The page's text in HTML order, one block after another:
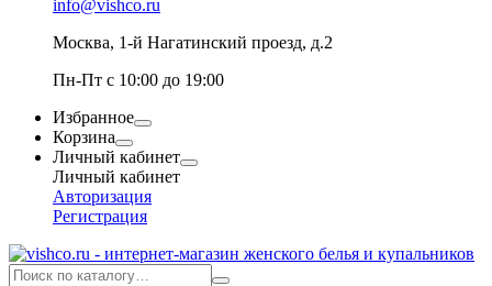
info@vishco.ru
Москва, 1-й Нагатинский проезд, д.2
Пн-Пт с 10:00 до 19:00
Избранное
Корзина
Личный кабинет
Личный кабинет
Авторизация
Регистрация